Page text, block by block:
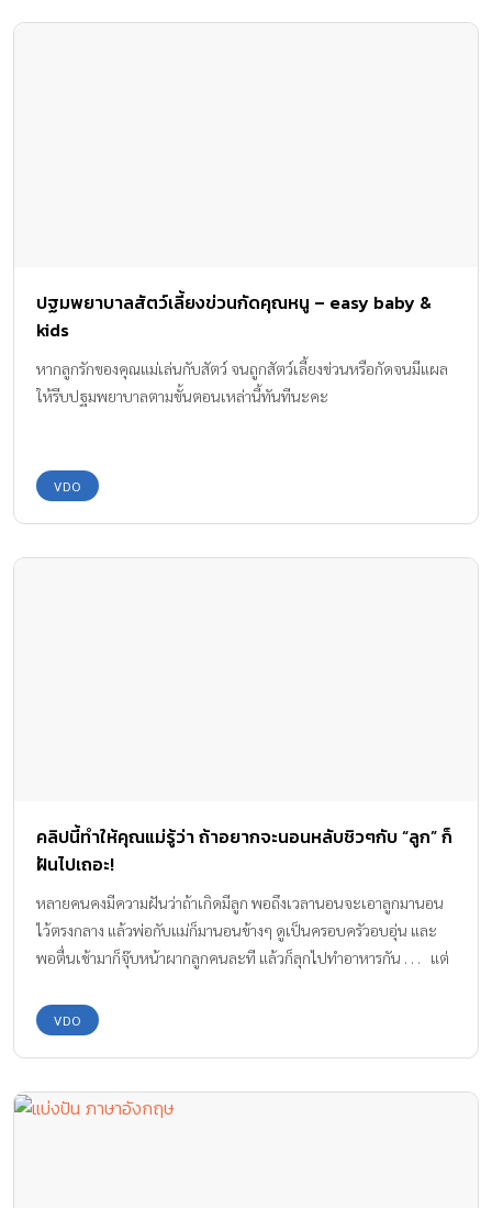
ปฐมพยาบาลสัตว์เลี้ยงข่วนกัดคุณหนู – easy baby &
kids
หากลูกรักของคุณแม่เล่นกับสัตว์ จนถูกสัตว์เลี้ยงข่วนหรือกัดจนมีแผล
ให้รีบปฐมพยาบาลตามขั้นตอนเหล่านี้ทันทีนะคะ
VDO
คลิปนี้ทำให้คุณแม่รู้ว่า ถ้าอยากจะนอนหลับชิวๆกับ “ลูก” ก็
ฝันไปเถอะ!
หลายคนคงมีความฝันว่าถ้าเกิดมีลูก พอถึงเวลานอนจะเอาลูกมานอน
ไว้ตรงกลาง แล้วพ่อกับแม่ก็มานอนข้างๆ ดูเป็นครอบครัวอบอุ่น และ
พอตื่นเช้ามาก็จุ๊บหน้าผากลูกคนละที แล้วก็ลุกไปทำอาหารกัน . . . แต่
ความเป็นจริงมันโหดร้ายยิ่งนัก ดังคลิปนี้ ซึ่งเป็นคลิปของคุณแม่ชื่อว่า
Esther Anderson ทำขึ้นมา เพื่อให้ทุกคนได้ดูว่า เวลาเราจะนอนกับ
เจ้าตัวน้อยจะแสบได้แค่ไหนอีก ไปดูคลิปเต็มๆกันดีกว่าค่ะ ^_^
ขอบคุณข้อมูลและภาพจาก : www.catdumb.com ขอบคุณคลิปวีดีโอ
VDO